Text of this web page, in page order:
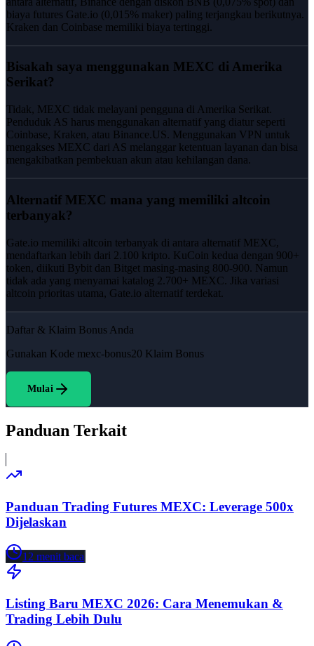
biaya futures Gate.io (0,015% maker) paling terjangkau berikutnya.
Kraken dan Coinbase memiliki biaya tertinggi.
Bisakah saya menggunakan MEXC di Amerika
Serikat?
Tidak, MEXC tidak melayani pengguna di Amerika Serikat.
Penduduk AS harus menggunakan alternatif yang diatur seperti
Coinbase, Kraken, atau Binance.US. Menggunakan VPN untuk
mengakses MEXC dari AS melanggar ketentuan layanan dan bisa
mengakibatkan pembekuan akun atau kehilangan dana.
Alternatif MEXC mana yang memiliki altcoin
terbanyak?
Gate.io memiliki altcoin terbanyak di antara alternatif MEXC,
mendaftarkan lebih dari 2.100 kripto. KuCoin kedua dengan 900+
token, diikuti Bybit dan Bitget masing-masing 800-900. Namun
tidak ada yang menyamai katalog 2.700+ MEXC. Jika variasi
altcoin prioritas utama, Gate.io alternatif terdekat.
Daftar & Klaim Bonus Anda
Gunakan Kode mexc-bonus20 Klaim Bonus
Mulai
Panduan Terkait
Panduan Trading Futures MEXC: Leverage 500x
Dijelaskan
12 menit baca
Listing Baru MEXC 2026: Cara Menemukan &
Trading Lebih Dulu